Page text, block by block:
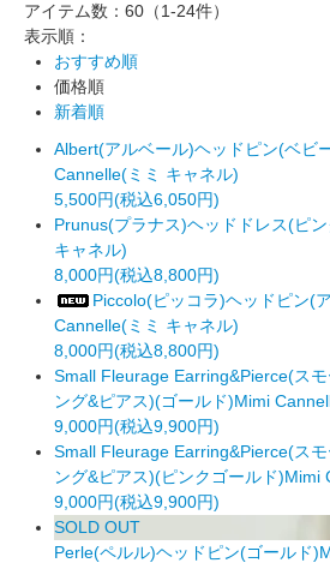
アイテム数：60 （1-24件）
表示順：
おすすめ順
価格順
新着順
Albert(アルベール)ヘッドピン(ベビ
Cannelle(ミミ キャネル)
5,500円(税込6,050円)
Prunus(プラナス)ヘッドドレス(ピ
キャネル)
8,000円(税込8,800円)
Piccolo(ピッコラ)ヘッドピン(
Cannelle(ミミ キャネル)
8,000円(税込8,800円)
Small Fleurage Earring&Pierce(ス
ング&ピアス)(ゴールド)Mimi
9,000円(税込9,900円)
Small Fleurage Earring&Pierce(ス
ング&ピアス)(ピンクゴールド)Mimi
9,000円(税込9,900円)
SOLD OUT
Perle(ペルル)ヘッドピン(ゴールド